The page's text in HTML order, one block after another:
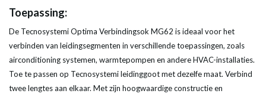
Toepassing:
De Tecnosystemi Optima Verbindingsok MG62 is ideaal voor het
verbinden van leidingsegmenten in verschillende toepassingen, zoals
airconditioning systemen, warmtepompen en andere HVAC-installaties.
Toe te passen op Tecnosystemi leidinggoot met dezelfe maat. Verbind
twee lengtes aan elkaar. Met zijn hoogwaardige constructie en